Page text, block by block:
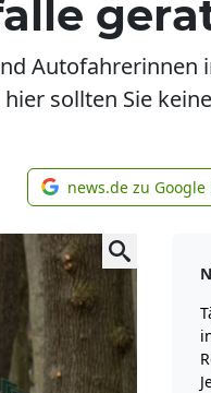
Autofahrerinnen
sollten Sie keine
news.de zu